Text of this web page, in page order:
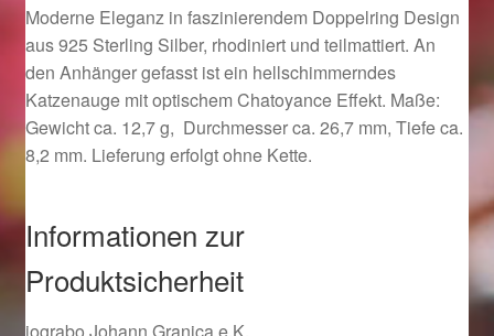
Mein Konto
Logout
Ostergeschenke finden für Ostern 2015
Ostergeschenke finden für Ostern 2017
Moderne Eleganz in faszinierendem Doppelring Design
aus 925 Sterling Silber, rhodiniert und teilmattiert. An
den Anhänger gefasst ist ein hellschimmerndes
Katzenauge mit optischem Chatoyance Effekt. Maße:
Gewicht ca. 12,7 g, Durchmesser ca. 26,7 mm, Tiefe ca.
8,2 mm. Lieferung erfolgt ohne Kette.
Informationen zur
Produktsicherheit
jograbo Johann Granica e.K.